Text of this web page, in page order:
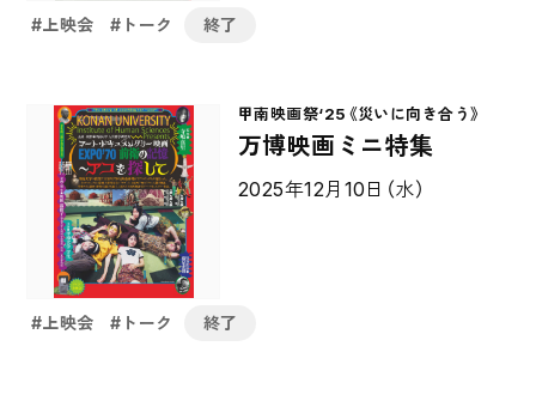
上映会 トーク 終了
甲南映画祭‘25《災いに向き合う》
万博映画ミニ特集
2025年12月10日（水）
上映会 トーク 終了